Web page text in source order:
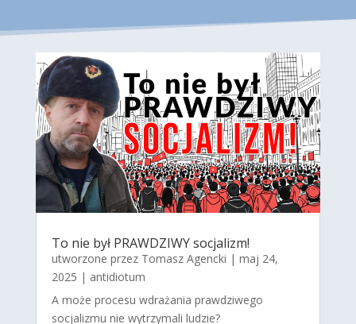
To nie był PRAWDZIWY socjalizm!
utworzone przez Tomasz Agencki | maj 24,
2025 | antidiotum
A może procesu wdrażania prawdziwego
socjalizmu nie wytrzymali ludzie?